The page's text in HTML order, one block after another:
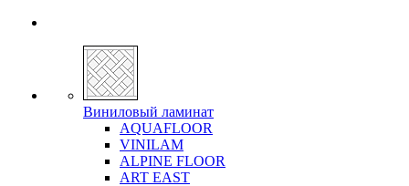
Виниловый ламинат
AQUAFLOOR
VINILAM
ALPINE FLOOR
ART EAST